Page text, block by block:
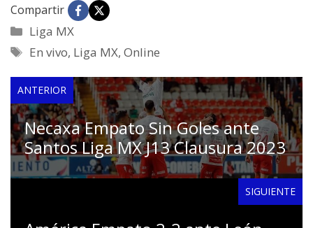
Compartir
Categorías
Liga MX
Etiquetas
En vivo, Liga MX,Online
ANTERIOR
Necaxa Empato Sin Goles ante
Santos Liga MX J13 Clausura 2023
SIGUIENTE